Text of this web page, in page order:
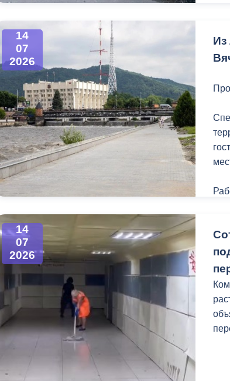
Муниципальный контроль
14
07
2026
Из
14
07
2026